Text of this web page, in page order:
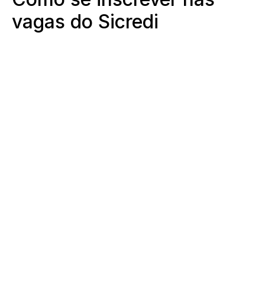
vagas do Sicredi